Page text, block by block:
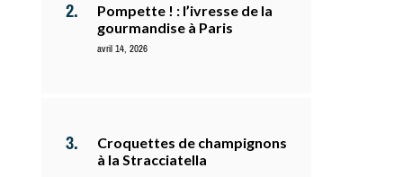
Pompette ! : l’ivresse de la
gourmandise à Paris
avril 14, 2026
Croquettes de champignons
à la Stracciatella